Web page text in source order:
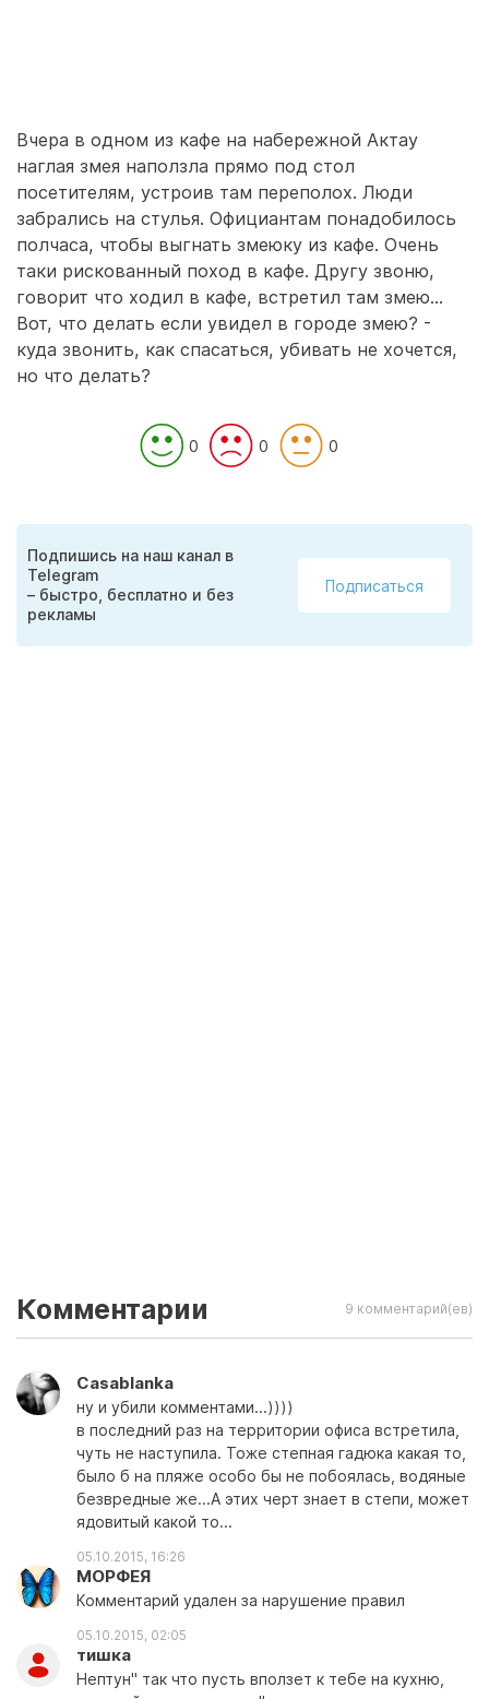
Вчера в одном из кафе на набережной Актау
наглая змея наползла прямо под стол
посетителям, устроив там переполох. Люди
забрались на стулья. Официантам понадобилось
полчаса, чтобы выгнать змеюку из кафе. Очень
таки рискованный поход в кафе. Другу звоню,
говорит что ходил в кафе, встретил там змею...
Вот, что делать если увидел в городе змею? -
куда звонить, как спасаться, убивать не хочется,
но что делать?
0 0 0
Подпишись на наш канал в
Telegram
– быстро, бесплатно и без
рекламы
Подписаться
Комментарии 9 комментарий(ев)
Casablanka
ну и убили комментами...))))
в последний раз на территории офиса встретила,
чуть не наступила. Тоже степная гадюка какая то,
было б на пляже особо бы не побоялась, водяные
безвредные же...А этих черт знает в степи, может
ядовитый какой то...
05.10.2015, 16:26
МОРФЕЯ
Комментарий удален за нарушение правил
05.10.2015, 02:05
тишка
Нептун" так что пусть вползет к тебе на кухню,